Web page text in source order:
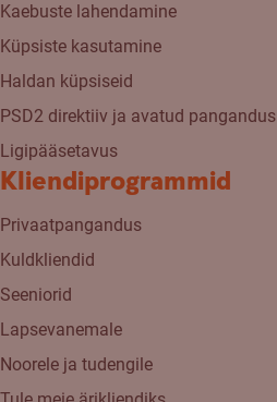
Kaebuste lahendamine
Küpsiste kasutamine
Haldan küpsiseid
PSD2 direktiiv ja avatud pangandus
Ligipääsetavus
Kliendiprogrammid
Privaatpangandus
Kuldkliendid
Seeniorid
Lapsevanemale
Noorele ja tudengile